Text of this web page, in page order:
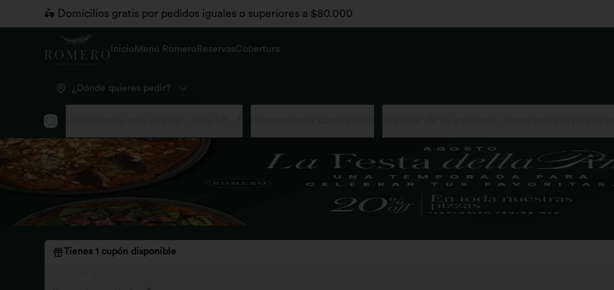
🛵 Domicilios gratis por pedidos iguales o superiores a $80.000
Inicio Menú Romero ReservasCobertura
¿Dónde quieres pedir?
Tienes 1 cupón disponible